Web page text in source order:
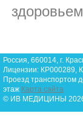
Россия, 660014, г.
Лицензии: КР000289,
Проезд транспортом
этаж Карта сайта
© ИВ МЕДИЦИНЫ